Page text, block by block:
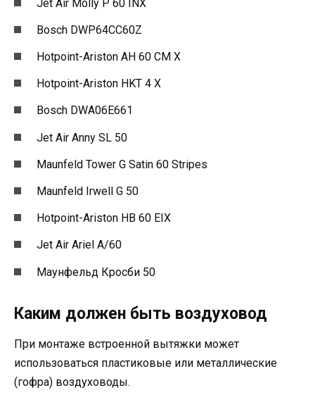
Jet Air Molly P 60 INX
Bosch DWP64CC60Z
Hotpoint-Ariston AH 60 CM X
Hotpoint-Ariston HKT 4 X
Bosch DWA06E661
Jet Air Anny SL 50
Maunfeld Tower G Satin 60 Stripes
Maunfeld Irwell G 50
Hotpoint-Ariston HB 60 EIX
Jet Air Ariel A/60
Маунфельд Кросби 50
Каким должен быть воздуховод
При монтаже встроенной вытяжки может
использоваться пластиковые или металлические
(гофра) воздуховоды.